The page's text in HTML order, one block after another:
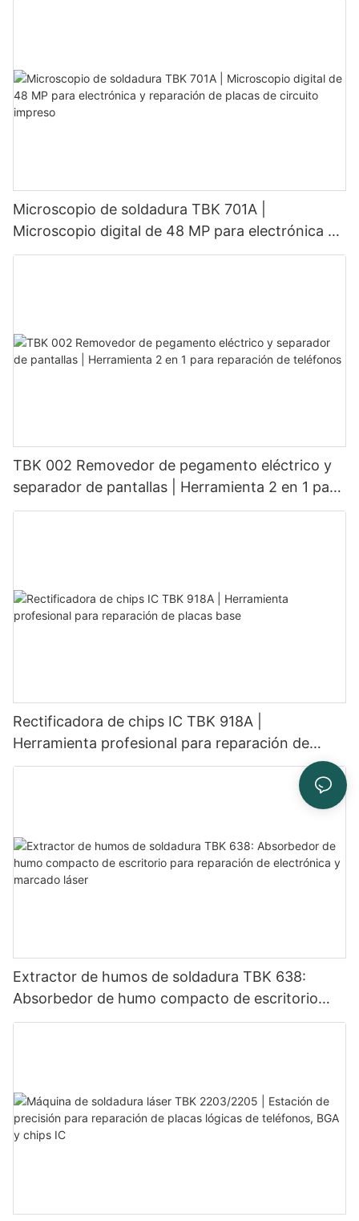
Microscopio de soldadura TBK 701A |
Microscopio digital de 48 MP para electrónica y
reparación de placas de circuito impreso
TBK 002 Removedor de pegamento eléctrico y
separador de pantallas | Herramienta 2 en 1 para
reparación de teléfonos
Rectificadora de chips IC TBK 918A |
Herramienta profesional para reparación de
placas base
Extractor de humos de soldadura TBK 638:
Absorbedor de humo compacto de escritorio
para reparación de electrónica y marcado láser